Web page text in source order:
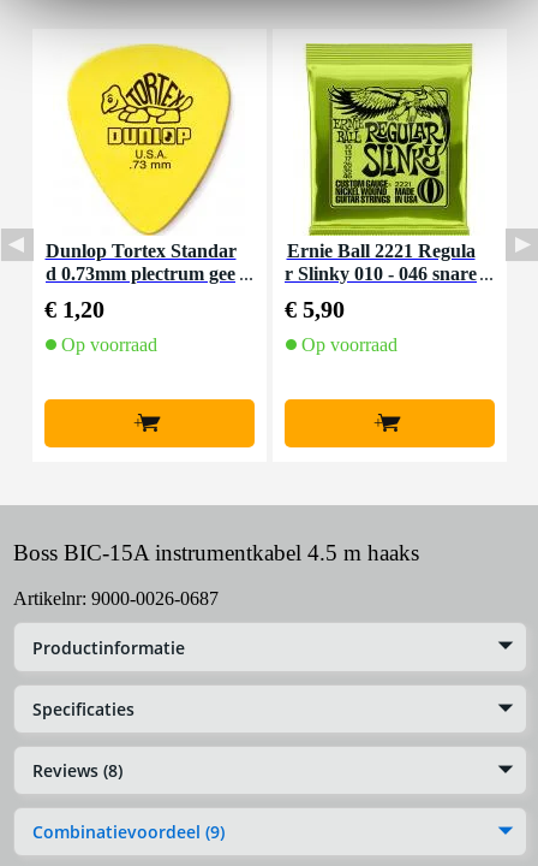
Dunlop Tortex Standar
d 0.73mm plectrum gee
€ 1,20
Op voorraad
+
Ernie Ball 2221 Regula
r Slinky 010 - 046 snare
€ 5,90
Op voorraad
+
Boss BIC-15A instrumentkabel 4.5 m haaks
Artikelnr: 9000-0026-0687
Productinformatie
Specificaties
Reviews (8)
Combinatievoordeel (9)